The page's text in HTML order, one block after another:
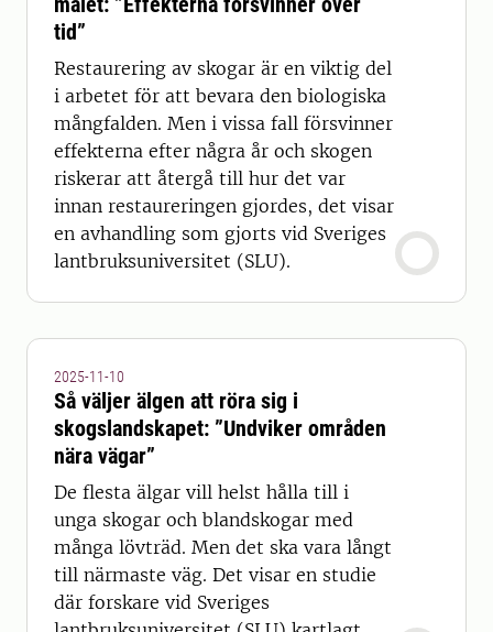
tid”
Restaurering av skogar är en viktig del
i arbetet för att bevara den biologiska
mångfalden. Men i vissa fall försvinner
effekterna efter några år och skogen
riskerar att återgå till hur det var
innan restaureringen gjordes, det visar
en avhandling som gjorts vid Sveriges
lantbruksuniversitet (SLU).
2025-11-10
Så väljer älgen att röra sig i
skogslandskapet: ”Undviker områden
nära vägar”
De flesta älgar vill helst hålla till i
unga skogar och blandskogar med
många lövträd. Men det ska vara långt
till närmaste väg. Det visar en studie
där forskare vid Sveriges